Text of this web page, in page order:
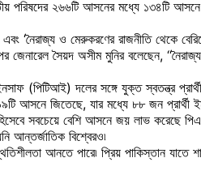
পরিষদের ২৬৬টি আসনের মধ্যে ১৩৪টি
‘নৈরাজ্য ও মেরুকরণের রাজনীতি থেকে
জেনারেল সৈয়দ অসীম মুনির বলেছেন,
(পিটিআই) দলের সঙ্গে যুক্ত স্বতন্ত্র
আসনে জিতেছে, যার মধ্যে ৮৮ জন
সবচেয়ে বেশি আসনে জয় লাভ করেছে
আন্তর্জাতিক বিশ্বেরও৷
আনতে পারে৷ প্রিয় পাকিস্তান